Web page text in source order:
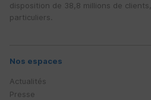
disposition de 38,8 millions de
particuliers.
Nos espaces
Actualités
Presse